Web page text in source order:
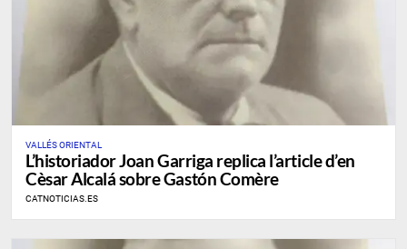
VALLÉS ORIENTAL
L’historiador Joan Garriga replica l’article d’en
Cèsar Alcalá sobre Gastón Comère
CATNOTICIAS.ES